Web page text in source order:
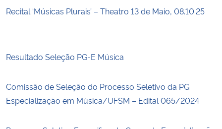
Recital ‘Músicas Plurais’ – Theatro 13 de Maio, 08.10.25
Resultado Seleção PG-E Música
Comissão de Seleção do Processo Seletivo da PG
Especialização em Música/UFSM – Edital 065/2024